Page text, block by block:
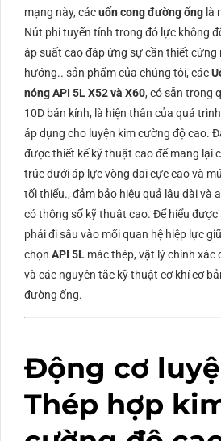
mạng này, cácuốn cong đường ống là
Nút phi tuyến tính trong đó lực không
áp suất cao đáp ứng sự cần thiết cứng
hướng.. sản phẩm của chúng tôi, các
nóng API 5L X52 và X60, có sẵn trong
10D bán kính, là hiện thân của quá
áp dụng cho luyện kim cường độ cao.
được thiết kế kỹ thuật cao để mang lại
trúc dưới áp lực vòng đai cực cao và
tối thiểu., đảm bảo hiệu quả lâu dài và
có thông số kỹ thuật cao. Để hiểu
phải đi sâu vào mối quan hệ hiệp lực
chọn API 5L mác thép, vật lý chính xác
và các nguyên tắc kỹ thuật cơ khí cơ
đường ống.
Động cơ
Thép hợp